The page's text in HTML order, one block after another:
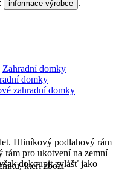
Hliníkový podlahový rám
rám pro ukotvení na zemní
dokoupit zvlášť jako
informace výrobce .
Zahradní domky
domky
zahradní domky
kteří zboží